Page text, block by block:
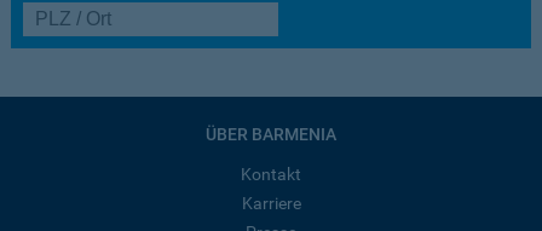
ÜBER BARMENIA
Kontakt
Karriere